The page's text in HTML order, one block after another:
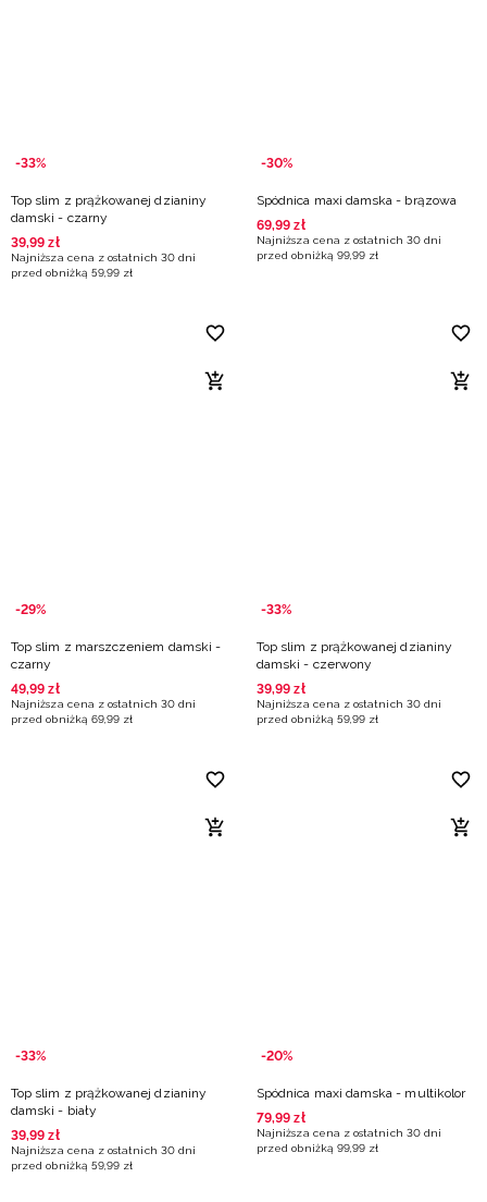
-33%
Top slim z prążkowanej dzianiny
damski - czarny
39,99 zł
Najniższa cena z ostatnich 30 dni
przed obniżką 59,99 zł
-30%
Spódnica maxi damska - brązowa
69,99 zł
Najniższa cena z ostatnich 30 dni
przed obniżką 99,99 zł
-29%
Top slim z marszczeniem damski -
czarny
49,99 zł
Najniższa cena z ostatnich 30 dni
przed obniżką 69,99 zł
-33%
Top slim z prążkowanej dzianiny
damski - czerwony
39,99 zł
Najniższa cena z ostatnich 30 dni
przed obniżką 59,99 zł
-33%
Top slim z prążkowanej dzianiny
damski - biały
39,99 zł
Najniższa cena z ostatnich 30 dni
przed obniżką 59,99 zł
-20%
Spódnica maxi damska - multikolor
79,99 zł
Najniższa cena z ostatnich 30 dni
przed obniżką 99,99 zł